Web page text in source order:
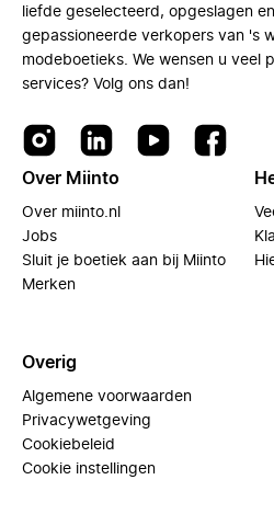
liefde geselecteerd, opgeslagen
gepassioneerde verkopers van 's
modeboetieks. We wensen u veel
services? Volg ons dan!
Over Miinto
Over miinto.nl
Jobs
Sluit je boetiek aan bij Miinto
Merken
Overig
Algemene voorwaarden
Privacywetgeving
Cookiebeleid
Cookie instellingen